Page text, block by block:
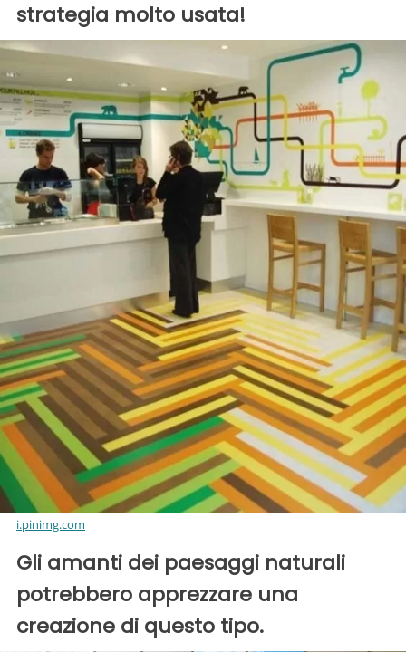
strategia molto usata!
i.pinimg.com
Gli amanti dei paesaggi naturali
potrebbero apprezzare una
creazione di questo tipo.